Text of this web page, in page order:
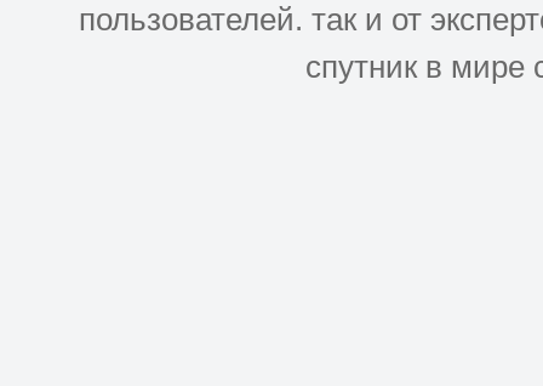
пользователей. так и от
спутник в